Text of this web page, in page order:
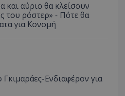
αύριο θα κλείσουν
του ρόστερ» - Πότε θα
για Κονομή
Ενδιαφέρον για